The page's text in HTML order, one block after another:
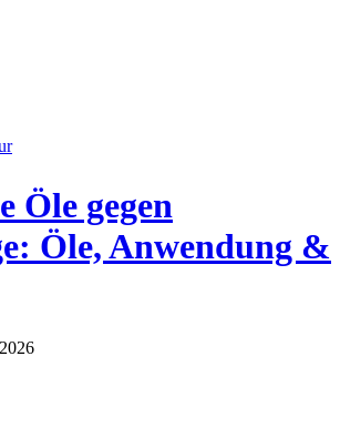
Öle gegen
Öle, Anwendung &